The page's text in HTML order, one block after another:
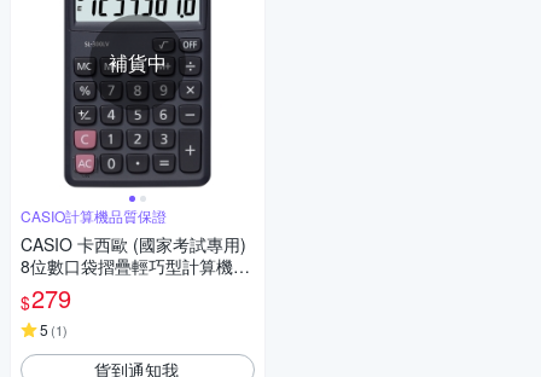
補貨中
CASIO計算機品質保證
CASIO 卡西歐 (國家考試專用)
8位數口袋摺疊輕巧型計算機SL
-300LV .
$279
5 (1)
貨到通知我